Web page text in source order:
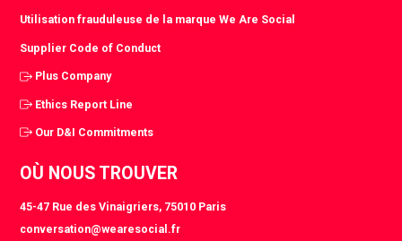
Utilisation frauduleuse de la marque We Are Social
Supplier Code of Conduct
Plus Company
Ethics Report Line
Our D&I Commitments
OÙ NOUS TROUVER
45-47 Rue des Vinaigriers, 75010 Paris
conversation@wearesocial.fr